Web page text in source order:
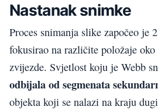
Nastanak snimke
Proces snimanja slike započeo je
fokusirao na različite položaje
zvijezde. Svjetlost koju je Webb
odbijala od segmenata
objekta koji se nalazi na kraju